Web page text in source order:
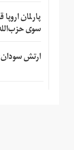
پارلمان
سوی
ارتش